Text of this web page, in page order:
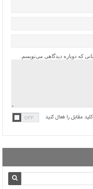
که دوباره دیدگاهی می‌نویسم.
کلید مقابل را فعال کنید
رسانه‌های انقلابی در مقابله با
غزه خاموش کند + عکس
از «حاجز» به «کوفه»/ گریه امام